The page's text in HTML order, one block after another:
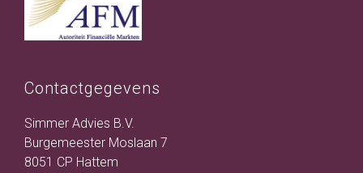
Contactgegevens
Simmer Advies B.V.
Burgemeester Moslaan 7
8051 CP Hattem